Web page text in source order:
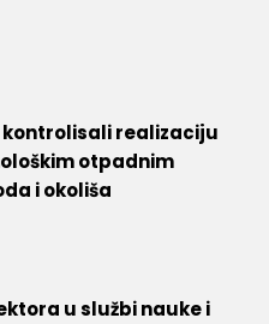
realizaciju
otpadnim
i okoliša
u službi nauke i